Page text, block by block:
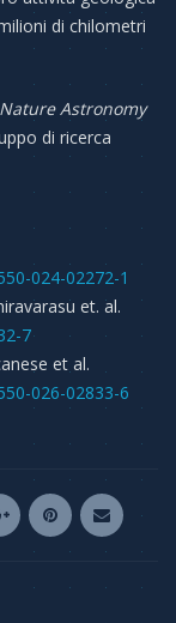
di chilometri
Nature Astronomy
di ricerca
024-02272-1
et. al.
7
et al.
026-02833-6